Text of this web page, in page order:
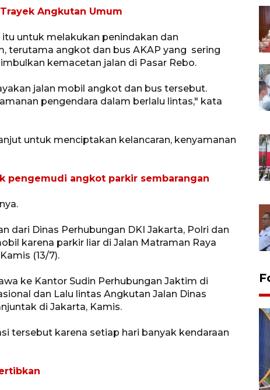
Angkutan Umum
untuk melakukan penindakan dan
terutama angkot dan bus AKAP yang sering
kemacetan jalan di Pasar Rebo.
jalan mobil angkot dan bus tersebut.
pengendara dalam berlalu lintas," kata
untuk menciptakan kelancaran, kenyamanan
pengemudi angkot parkir sembarangan
dari Dinas Perhubungan DKI Jakarta, Polri dan
karena parkir liar di Jalan Matraman Raya
(13/7).
ke Kantor Sudin Perhubungan Jaktim di
dan Lalu lintas Angkutan Jalan Dinas
di Jakarta, Kamis.
tersebut karena setiap hari banyak kendaraan